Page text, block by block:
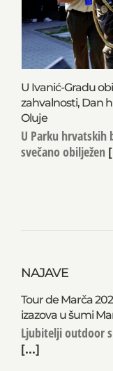
U Ivanić-Gradu
zahvalnosti, Dan
Oluje
U Parku hrvatskih
svečano obilježen
NAJAVE
Tour de Marča
izazova u šumi
Ljubitelji outdoor
[...]